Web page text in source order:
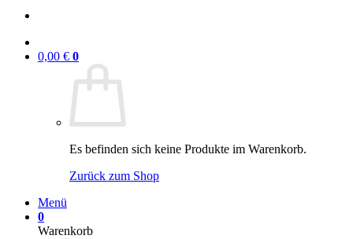
0,00 € 0
Es befinden sich keine Produkte im Warenkorb.
Zurück zum Shop
Menü
0
Warenkorb